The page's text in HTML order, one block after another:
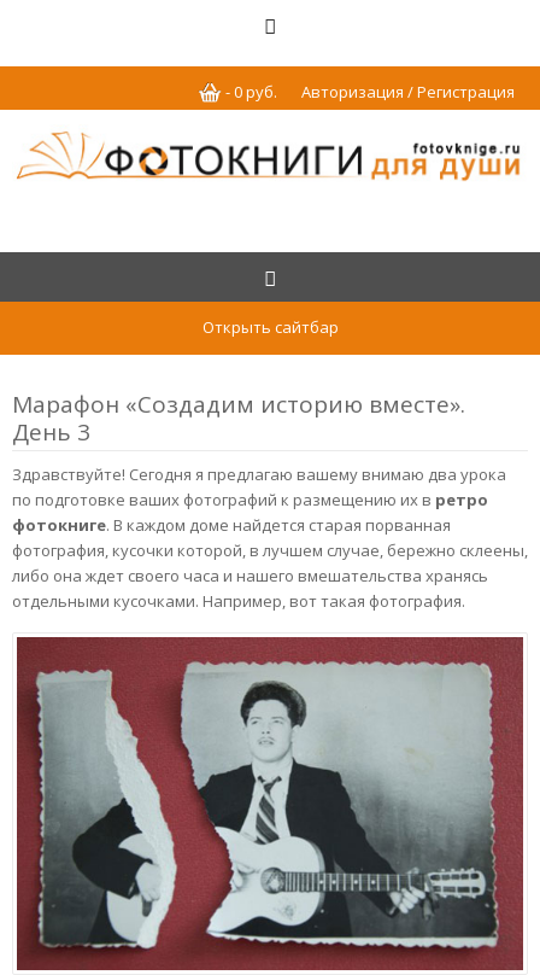
Авторизация / Регистрация
-0руб.
Открыть сайтбар
Марафон «Создадим историю вместе».
День 3
Здравствуйте! Сегодня я предлагаю вашему внимаю два урока
по подготовке ваших фотографий к размещению их в ретро
фотокниге. В каждом доме найдется старая порванная
фотография, кусочки которой, в лучшем случае, бережно склеены,
либо она ждет своего часа и нашего вмешательства хранясь
отдельными кусочками. Например, вот такая фотография.